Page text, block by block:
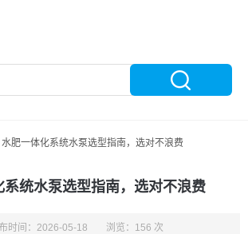
水肥一体化系统水泵选型指南，选对不浪费
系统水泵选型指南，选对不浪费
时间：2026-05-18 浏览：156 次